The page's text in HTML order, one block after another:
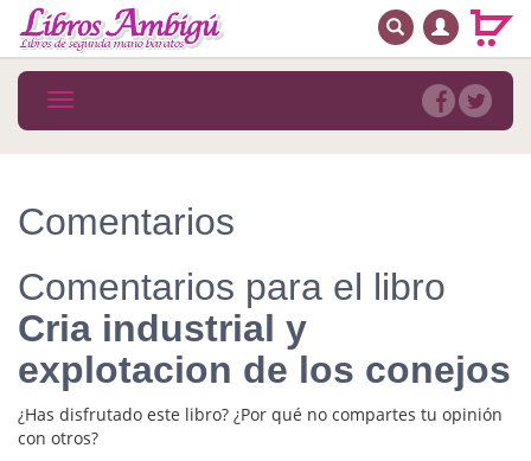
MENÚ PRINCIPAL
Novedades
MATERIAS
Arte
Astrología. Ocultismo
Autoayuda. Conocimiento personal
Autoayuda. Crecimiento personal
BUSCAR
Toggle
navigation
Comentarios
Comentarios para el libro
Cria industrial y
explotacion de los conejos
¿Has disfrutado este libro? ¿Por qué no compartes tu opinión
con otros?